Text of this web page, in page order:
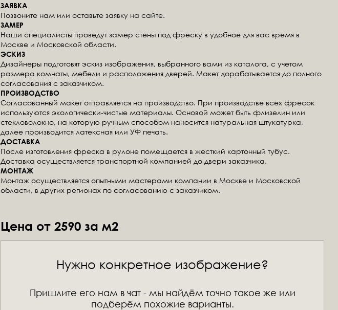
ЗАЯВКА
Позвоните нам или оставьте заявку на сайте.
ЗАМЕР
Наши специалисты проведут замер стены под фреску в удобное для вас время в
Москве и Московской области.
ЭСКИЗ
Дизайнеры подготовят эскиз изображения, выбранного вами из каталога, с учетом
размера комнаты, мебели и расположения дверей. Макет дорабатывается до полного
согласования с заказчиком.
ПРОИЗВОДСТВО
Согласованный макет отправляется на производство. При производстве всех фресок
используются экологически-чистые материалы. Основой может быть флизелин или
стекловолокно, на которую ручным способом наносится натуральная штукатурка,
далее производится латексная или УФ печать.
ДОСТАВКА
После изготовления фреска в рулоне помещается в жесткий картонный тубус.
Доставка осуществляется транспортной компанией до двери заказчика.
МОНТАЖ
Монтаж осуществляется опытными мастерами компании в Москве и Московской
области, в других регионах по согласованию с заказчиком.
Цена от 2590 за м2
Нужно конкретное изображение?
Пришлите его нам в чат - мы найдём точно такое же или
подберём похожие варианты.